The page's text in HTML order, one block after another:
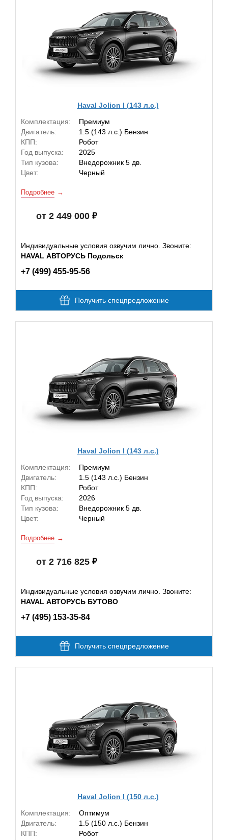
Haval Jolion I (143 л.с.)
Комплектация:
Премиум
Двигатель:
1.5 (143 л.с.) Бензин
КПП:
Робот
Год выпуска:
2025
Тип кузова:
Внедорожник 5 дв.
Цвет:
Черный
Подробнее
от 2 449 000
Индивидуальные условия озвучим лично. Звоните:
HAVAL АВТОРУСЬ Подольск
+7 (499) 455-95-56
Получить спецпредложение
Haval Jolion I (143 л.с.)
Комплектация:
Премиум
Двигатель:
1.5 (143 л.с.) Бензин
КПП:
Робот
Год выпуска:
2026
Тип кузова:
Внедорожник 5 дв.
Цвет:
Черный
Подробнее
от 2 716 825
Индивидуальные условия озвучим лично. Звоните:
HAVAL АВТОРУСЬ БУТОВО
+7 (495) 153-35-84
Получить спецпредложение
Haval Jolion I (150 л.с.)
Комплектация:
Оптимум
Двигатель:
1.5 (150 л.с.) Бензин
КПП:
Робот